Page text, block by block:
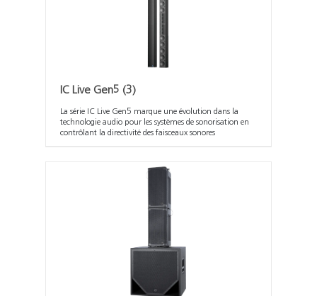
IC Live Gen5 (3)
La série IC Live Gen5 marque une évolution dans la
technologie audio pour les systèmes de sonorisation en
contrôlant la directivité des faisceaux sonores